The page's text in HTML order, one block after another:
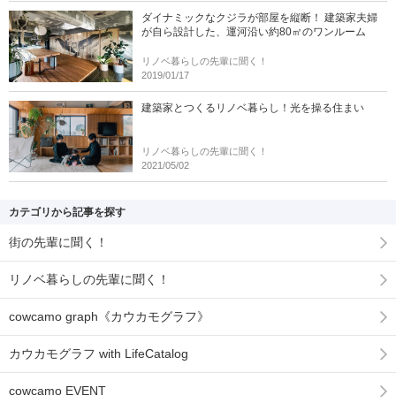
ダイナミックなクジラが部屋を縦断！ 建築家夫婦
が自ら設計した、運河沿い約80㎡のワンルーム
リノベ暮らしの先輩に聞く！
2019/01/17
建築家とつくるリノベ暮らし！光を操る住まい
リノベ暮らしの先輩に聞く！
2021/05/02
カテゴリから記事を探す
街の先輩に聞く！
リノベ暮らしの先輩に聞く！
cowcamo graph《カウカモグラフ》
カウカモグラフ with LifeCatalog
cowcamo EVENT